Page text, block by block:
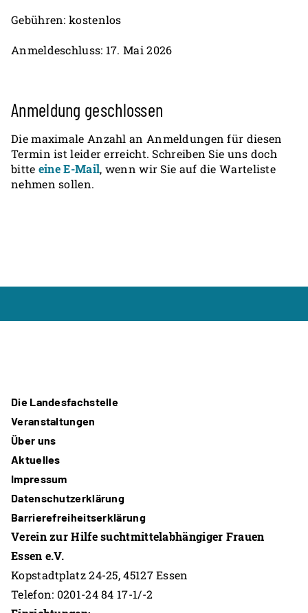
Gebühren: kostenlos
Anmeldeschluss: 17. Mai 2026
Anmeldung geschlossen
Die maximale Anzahl an Anmeldungen für diesen
Termin ist leider erreicht. Schreiben Sie uns doch
bitte eine E-Mail, wenn wir Sie auf die Warteliste
nehmen sollen.
Die Landesfachstelle
Veranstaltungen
Über uns
Aktuelles
Impressum
Datenschutzerklärung
Barrierefreiheitserklärung
Verein zur Hilfe suchtmittelabhängiger Frauen
Essen e.V.
Kopstadtplatz 24-25, 45127 Essen
Telefon: 0201-24 84 17-1/-2